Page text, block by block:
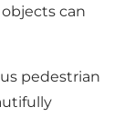
can
pedestrian